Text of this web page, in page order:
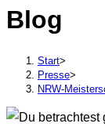
durchsuchen
Blog
Start>
Presse>
NRW-